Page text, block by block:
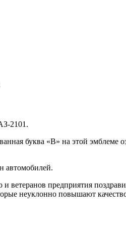
2101.
буква «В» на этой
автомобилей.
ветеранов предприятия
неуклонно повышают